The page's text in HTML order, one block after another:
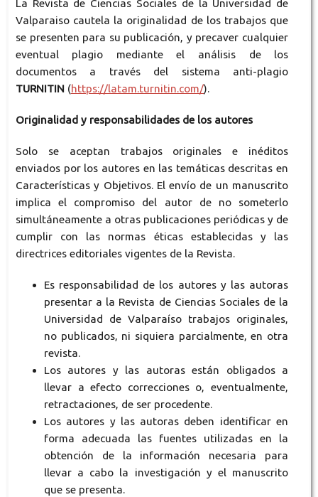
La Revista de Ciencias Sociales de la Universidad de
Valparaiso cautela la originalidad de los trabajos que
se presenten para su publicación, y precaver cualquier
eventual plagio mediante el análisis de los
documentos a través del sistema anti-plagio
TURNITIN(https://latam.turnitin.com/).
Originalidad y responsabilidades de los autores
Solo se aceptan trabajos originales e inéditos
enviados por los autores en las temáticas descritas en
Características y Objetivos. El envío de un manuscrito
implica el compromiso del autor de no someterlo
simultáneamente a otras publicaciones periódicas y de
cumplir con las normas éticas establecidas y las
directrices editoriales vigentes de la Revista.
Es responsabilidad de los autores y las autoras
presentar a la Revista de Ciencias Sociales de la
Universidad de Valparaíso trabajos originales,
no publicados, ni siquiera parcialmente, en otra
revista.
Los autores y las autoras están obligados a
llevar a efecto correcciones o, eventualmente,
retractaciones, de ser procedente.
Los autores y las autoras deben identificar en
forma adecuada las fuentes utilizadas en la
obtención de la información necesaria para
llevar a cabo la investigación y el manuscrito
que se presenta.